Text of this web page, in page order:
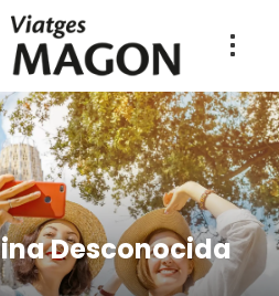
Desconocida